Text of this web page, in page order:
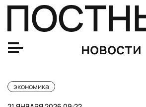
новости
экономика
Минэнерго РФ: поставки ресурсов